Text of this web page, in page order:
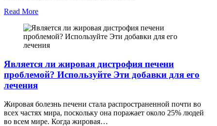
Read More
Является ли жировая дистрофия печени
проблемой? Используйте Эти добавки для его
лечения
Жировая болезнь печени стала распространенной почти во
всех частях мира, поскольку она поражает около 25% людей
во всем мире. Когда жировая…